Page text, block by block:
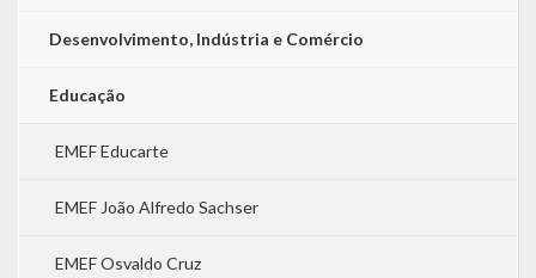
Transparência
Desenvolvimento, Indústria e Comércio
Educação
EMEF Educarte
EMEF João Alfredo Sachser
EMEF Osvaldo Cruz